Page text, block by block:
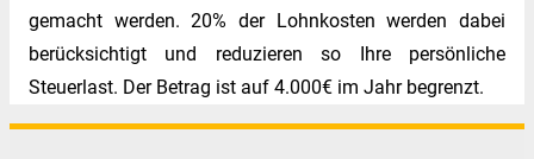
gemacht werden. 20% der Lohnkosten werden dabei
berücksichtigt und reduzieren so Ihre persönliche
Steuerlast. Der Betrag ist auf 4.000€ im Jahr begrenzt.